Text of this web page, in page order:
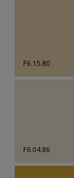
F6.15.80
F6.04.86